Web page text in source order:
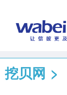
挖贝网 >